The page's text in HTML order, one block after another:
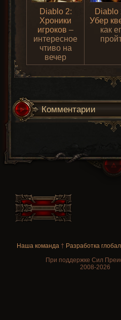
Diablo 2:
Хроники
игроков –
интересное
чтиво на
вечер
Diablo
Убер
как
Комментарии
Наша команда † Разработка
При поддержке Сил
2008-2026